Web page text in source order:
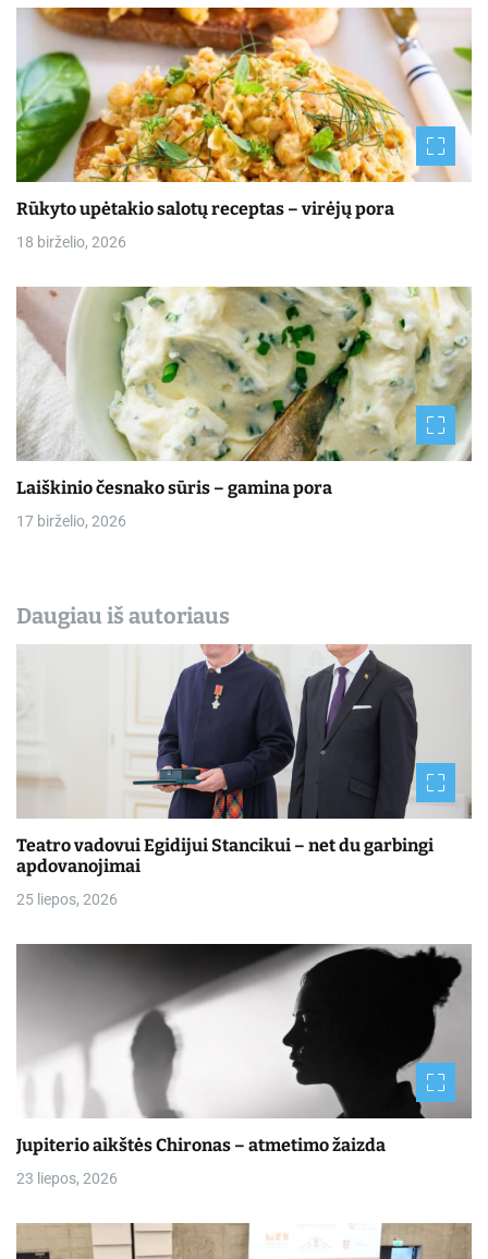
Rūkyto upėtakio salotų receptas – virėjų pora
18 birželio, 2026
Laiškinio česnako sūris – gamina pora
17 birželio, 2026
Daugiau iš autoriaus
Teatro vadovui Egidijui Stancikui – net du garbingi
apdovanojimai
25 liepos, 2026
Jupiterio aikštės Chironas – atmetimo žaizda
23 liepos, 2026